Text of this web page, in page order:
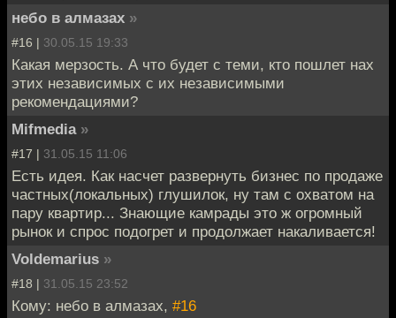
небо в алмазах »
#16 | 30.05.15 19:33
Какая мерзость. А что будет с теми, кто пошлет нах
этих независимых с их независимыми
рекомендациями?
Mifmedia »
#17 | 31.05.15 11:06
Есть идея. Как насчет развернуть бизнес по продаже
частных(локальных) глушилок, ну там с охватом на
пару квартир... Знающие камрады это ж огромный
рынок и спрос подогрет и продолжает накаливается!
Voldemarius »
#18 | 31.05.15 23:52
Кому: небо в алмазах, #16